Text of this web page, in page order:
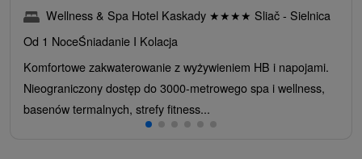
Wellness & Spa Hotel Kaskady ★★★★ Sliač - Sielnica
Od 1 NoceŚniadanie I Kolacja
Komfortowe zakwaterowanie z wyżywieniem HB i napojami.
Nieograniczony dostęp do 3000-metrowego spa i wellness,
basenów termalnych, strefy fitness...